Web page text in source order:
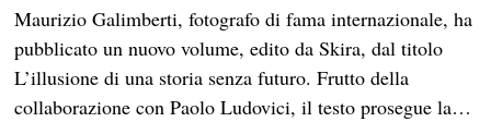
Maurizio Galimberti, fotografo di fama internazionale, ha
pubblicato un nuovo volume, edito da Skira, dal titolo
L’illusione di una storia senza futuro. Frutto della
collaborazione con Paolo Ludovici, il testo prosegue la…